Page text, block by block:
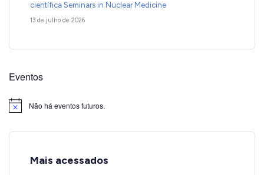
científica Seminars in Nuclear Medicine
13 de julho de 2026
Eventos
Notice Não há eventos futuros.
Mais acessados